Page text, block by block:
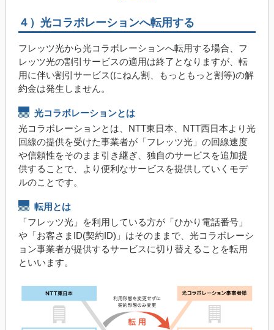
４）光コラボレーションへ転用する
フレッツ光から光コラボレーションへ転用する場合、フ
レッツ光の割引サービスの適用は終了となりますが、転
用に伴い割引サービス(にねん割、もっともっと割等)の解
約金は発生しません。
光コラボレーションとは
光コラボレーションとは、NTT東日本、NTT西日本より光
回線の提供を受けた事業者が「フレッツ光」の回線速度
や信頼性をそのまま引き継ぎ、独自のサービスを追加提
供することで、より便利なサービスを提供していくモデ
ルのことです。
転用とは
「フレッツ光」を利用している方が「ひかり電話番号」
や「お客さまID(契約ID)」はそのままで、光コラボレーシ
ョン事業者が提供するサービスに切り替えることを転用
といいます。